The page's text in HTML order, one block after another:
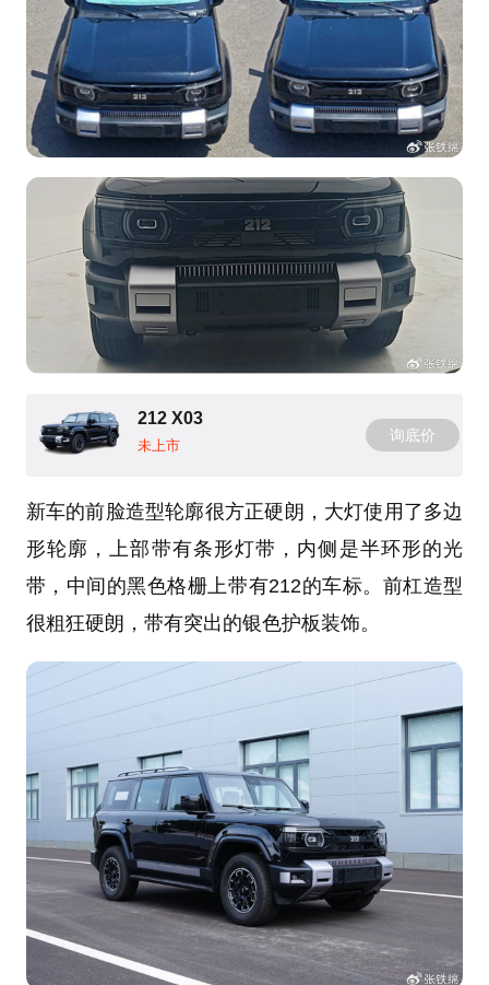
212 X03
未上市
询底价
新车的前脸造型轮廓很方正硬朗，大灯使用了多边
形轮廓，上部带有条形灯带，内侧是半环形的光
带，中间的黑色格栅上带有212的车标。前杠造型
很粗狂硬朗，带有突出的银色护板装饰。